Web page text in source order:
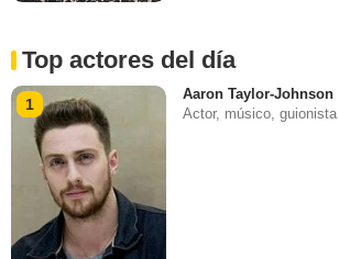
Top actores del día
1
Aaron Taylor-Johnson
Actor, músico, guionista